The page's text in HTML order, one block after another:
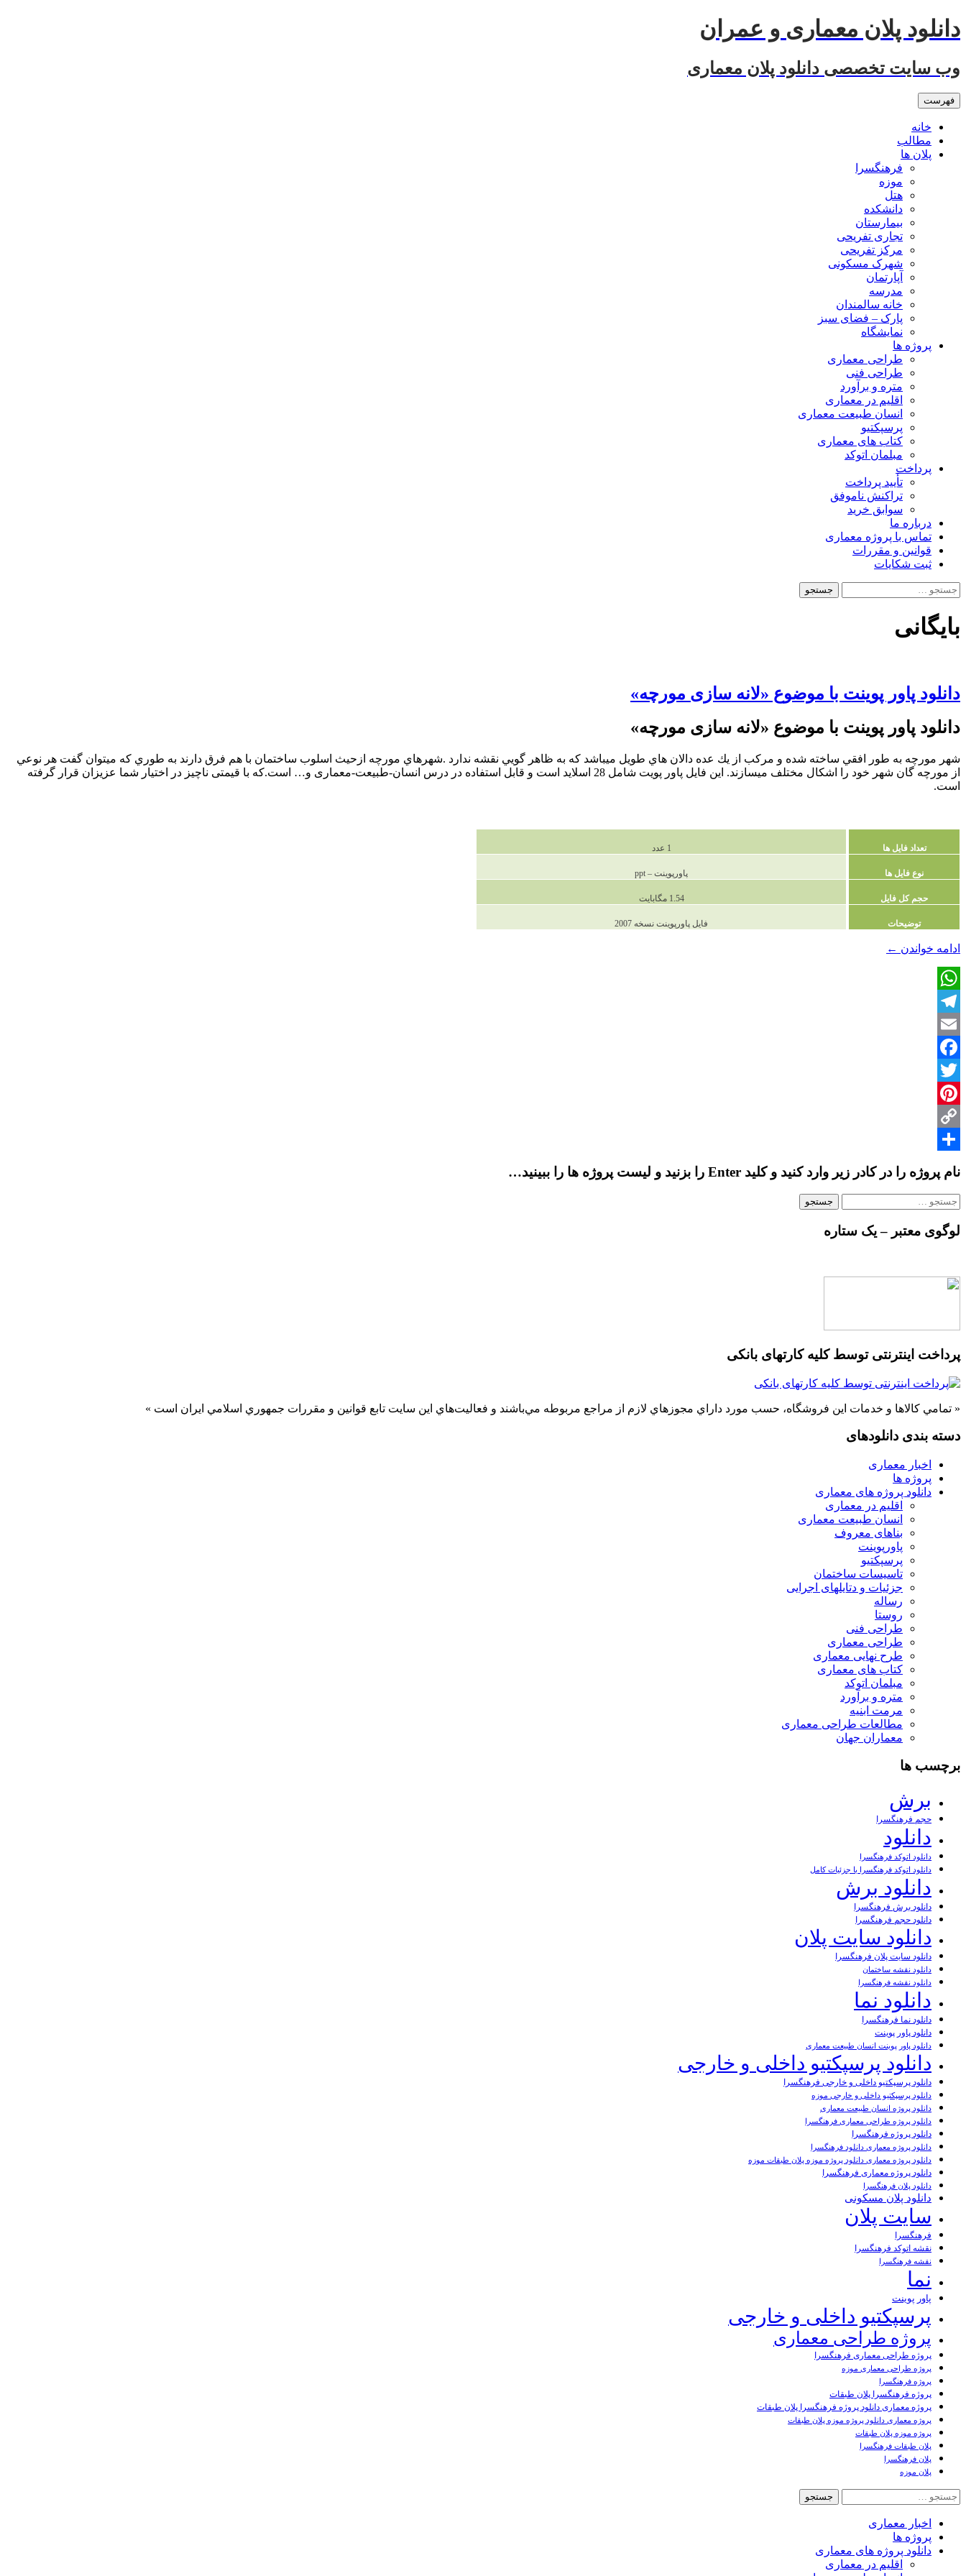
رفتن
به
دانلود پلان معماری و عمران
وب سایت تخصصی دانلود پلان معماری
فهرست
خانه
مطالب
پلان ها
فرهنگسرا
موزه
هتل
دانشکده
بیمارستان
تجاری تفریحی
مرکز تفریحی
شهرک مسکونی
آپارتمان
مدرسه
خانه سالمندان
پارک – فضای سبز
نمایشگاه
پروژه ها
طراحی معماری
طراحی فنی
متره و برآورد
اقلیم در معماری
انسان طبیعت معماری
پرسپکتیو
کتاب های معماری
مبلمان اتوکد
پرداخت
تأیید پرداخت
تراکنش ناموفق
سوابق خرید
درباره ما
تماس با پروژه معماری
قوانین و مقررات
ثبت شکایات
جستجو
برای:
بایگانی
دانلود پاور پوینت با موضوع «لانه سازی مورچه»
دانلود پاور پوینت با موضوع «لانه سازی مورچه»
شهر مورچه به طور افقي ساخته شده و مركب از يك عده دالان هاي طويل ميباشد كه به ظاهر‍ گويي نقشه ندارد .شهرهاي مورچه ازحيث اسلوب ساختمان با هم فرق دارند به طوري كه ميتوان گفت هر نوعي
از مورچه گان شهر خود را اشكال مختلف ميسازند. این فایل پاور پویت شامل 28 اسلاید است و قابل استفاده در درس انسان-طبیعت-معماری و… است.که با قیمتی ناچیز در اختیار شما عزیزان قرار گرفته
است.
تعداد فایل ها 1 عدد
نوع فایل ها پاورپوینت – ppt
حجم کل فایل 1.54 مگابایت
توضیحات فایل پاورپوینت نسخه 2007
ادامه خواندن دانلود
←
WhatsApp
Telegram
Email
Facebook
Twitter
Pinterest
Copy
نام پروژه را در کادر زیر وارد کنید و کلید Enter را بزنید و لیست پروژه ها را ببینید…
جستجو
برای:
لوگوی معتبر – یک ستاره
پرداخت اینترنتی توسط کلیه کارتهای بانکی
« تمامي كالاها و خدمات اين فروشگاه، حسب مورد داراي مجوزهاي لازم از مراجع مربوطه مي‌باشند و فعاليت‌هاي اين سايت تابع قوانين و مقررات جمهوري اسلامي ايران است »
دسته بندی دانلودهای
اخبار معماری
پروژه ها
دانلود پروژه های معماری
اقلیم در معماری
انسان طبیعت معماری
بناهای معروف
پاورپوینت
پرسپکتیو
تاسیسات ساختمان
جزئیات و دتایلهای اجرایی
رساله
روستا
طراحی فنی
طراحی معماری
طرح نهایی معماری
کتاب های معماری
مبلمان اتوکد
متره و برآورد
مرمت ابنیه
مطالعات طراحی معماری
معماران جهان
برچسب ها
برش
حجم فرهنگسرا
دانلود
دانلود اتوکد فرهنگسرا
دانلود اتوکد فرهنگسرا با جزئیات کامل
دانلود برش
دانلود برش فرهنگسرا
دانلود حجم فرهنگسرا
دانلود سایت پلان
دانلود سایت پلان فرهنگسرا
دانلود نقشه ساختمان
دانلود نقشه فرهنگسرا
دانلود نما
دانلود نما فرهنگسرا
دانلود پاور پوینت
دانلود پاور پوینت انسان طبیعت معماری
دانلود پرسپکتیو داخلی و خارجی
دانلود پرسپکتیو داخلی و خارجی فرهنگسرا
دانلود پرسپکتیو داخلی و خارجی موزه
دانلود پروژه انسان طبیعت معماری
دانلود پروژه طراحی معماری فرهنگسرا
دانلود پروژه فرهنگسرا
دانلود پروژه معماری دانلود فرهنگسرا
دانلود پروژه معماری دانلود پروژه موزه پلان طبقات موزه
دانلود پروژه معماری فرهنگسرا
دانلود پلان فرهنگسرا
دانلود پلان مسکونی
سایت پلان
فرهنگسرا
نقشه اتوکد فرهنگسرا
نقشه فرهنگسرا
نما
پاور پوینت
پرسپکتیو داخلی و خارجی
پروژه طراحی معماری
پروژه طراحی معماری فرهنگسرا
پروژه طراحی معماری موزه
پروژه فرهنگسرا
پروژه فرهنگسرا پلان طبقات
پروژه معماری دانلود پروژه فرهنگسرا پلان طبقات
پروژه معماری دانلود پروژه موزه پلان طبقات
پروژه موزه پلان طبقات
پلان طبقات فرهنگسرا
پلان فرهنگسرا
پلان موزه
جستجو
برای:
اخبار معماری
پروژه ها
دانلود پروژه های معماری
اقلیم در معماری